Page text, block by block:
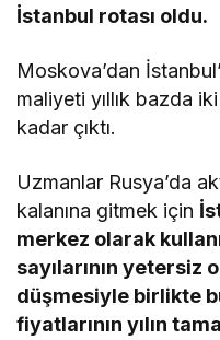
İstanbul rotası oldu.
Moskova’dan
maliyeti yıllık bazda
kadar çıktı.
Uzmanlar Rusya’da
kalanına gitmek için
merkez olarak
sayılarının yetersiz
düşmesiyle birlikte
fiyatlarının yılın